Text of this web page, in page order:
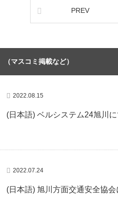
PREV
マスコミ掲載など）
2022.08.15
(日本語) ベルシステム24旭川
2022.07.24
(日本語) 旭川方面交通安全協